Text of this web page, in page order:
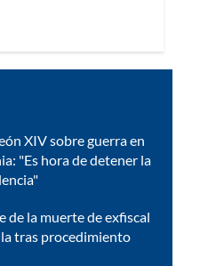
XIV sobre guerra en
"Es hora de detener la
de la muerte de exfiscal
tras procedimiento